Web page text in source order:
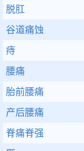
脱肛
谷道痛蚀
痔
腰痛
胎前腰痛
产后腰痛
脊痛脊强